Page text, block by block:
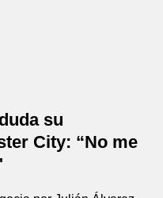
su
City: “No me